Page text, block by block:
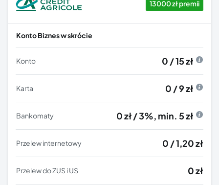
13000 zł premii
Konto Biznes w skrócie
Konto 0 / 15 zł
Karta 0 / 9 zł
Bankomaty 0 zł / 3%, min. 5 zł
Przelew internetowy 0 / 1,20 zł
Przelew do ZUS i US 0 zł